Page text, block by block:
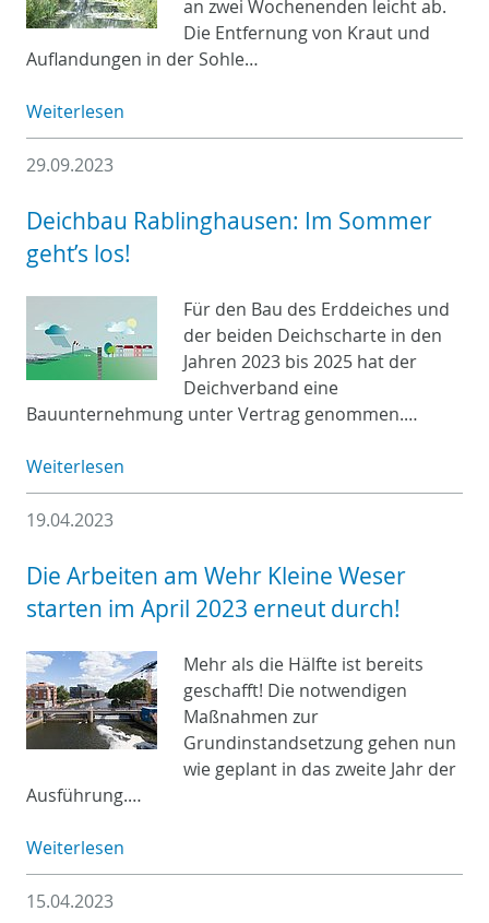
an zwei Wochenenden leicht ab.
Die Entfernung von Kraut und
Auflandungen in der Sohle…
Weiterlesen
29.09.2023
Deichbau Rablinghausen: Im Sommer
geht’s los!
Für den Bau des Erddeiches und
der beiden Deichscharte in den
Jahren 2023 bis 2025 hat der
Deichverband eine
Bauunternehmung unter Vertrag genommen.…
Weiterlesen
19.04.2023
Die Arbeiten am Wehr Kleine Weser
starten im April 2023 erneut durch!
Mehr als die Hälfte ist bereits
geschafft! Die notwendigen
Maßnahmen zur
Grundinstandsetzung gehen nun
wie geplant in das zweite Jahr der
Aus­führung.…
Weiterlesen
15.04.2023